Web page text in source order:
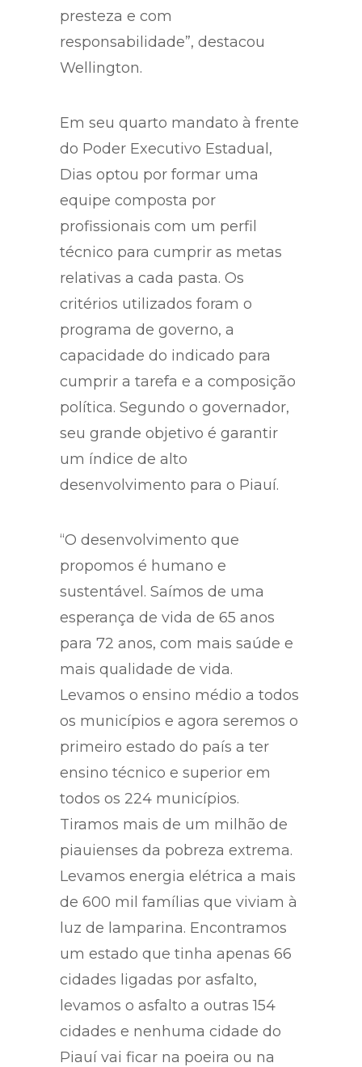
presteza e com
responsabilidade”, destacou
Wellington.
Em seu quarto mandato à frente
do Poder Executivo Estadual,
Dias optou por formar uma
equipe composta por
profissionais com um perfil
técnico para cumprir as metas
relativas a cada pasta. Os
critérios utilizados foram o
programa de governo, a
capacidade do indicado para
cumprir a tarefa e a composição
política. Segundo o governador,
seu grande objetivo é garantir
um índice de alto
desenvolvimento para o Piauí.
“O desenvolvimento que
propomos é humano e
sustentável. Saímos de uma
esperança de vida de 65 anos
para 72 anos, com mais saúde e
mais qualidade de vida.
Levamos o ensino médio a todos
os municípios e agora seremos o
primeiro estado do país a ter
ensino técnico e superior em
todos os 224 municípios.
Tiramos mais de um milhão de
piauienses da pobreza extrema.
Levamos energia elétrica a mais
de 600 mil famílias que viviam à
luz de lamparina. Encontramos
um estado que tinha apenas 66
cidades ligadas por asfalto,
levamos o asfalto a outras 154
cidades e nenhuma cidade do
Piauí vai ficar na poeira ou na